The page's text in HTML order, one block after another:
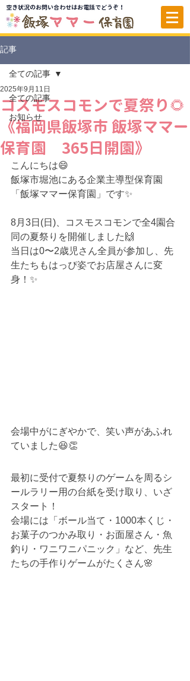
空き状況のお問い合わせはお電話でどうぞ！
記事
全ての記事
お知らせ
全ての記事
コスモスコモンで夏祭り🌻
《福岡県飯塚市 飯塚ママー
保育園 365日開園》
2025年9月11日
こんにちは😄
飯塚市堀池にある企業主導型保育園
「 飯塚ママー保育園」です✨
8月3日(日)、コスモスコモンで全4園合
同の夏祭りを開催しました🙌
当日は0〜2歳児さん全員が参加し、先
生たちもはっぴ姿でお店屋さんに変
身！✨
会場中がにぎやかで、笑い声があふれ
ていました😆👏
最初に受付で夏祭りのゲームを周るシ
ールラリー用の台紙を受け取り、いざ
スタート！
会場には「ボール当て・1000本くじ・
お菓子のつかみ取り・お面屋さん・魚
釣り・ワニワニパニック」など、先生
たちの手作りゲームがたくさん🌸